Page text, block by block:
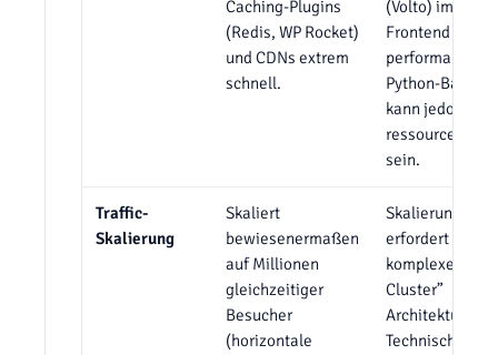
Caching-Plugins
(Redis, WP Rocket)
und CDNs extrem
schnell.
(Volto) im
Frontend sehr
performant,
Python-
kann jedoch
sein.
Traffic-
Skalierung
Skaliert
bewiesenermaßen
auf Millionen
gleichzeitiger
Besucher
(horizontale
Skalierung
erfordert
komplexe
Cluster”
Architektur.
Technisch